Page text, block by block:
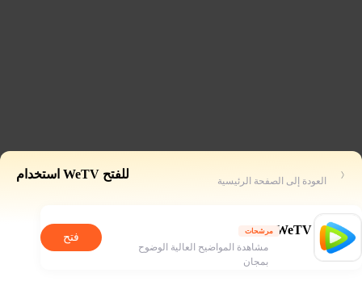
للفتح WeTV استخدام العودة إلى الصفحة الرئيسية
WeTV مرشحات
مشاهدة المواضيح العالية الوضوح
بمجان
فتح